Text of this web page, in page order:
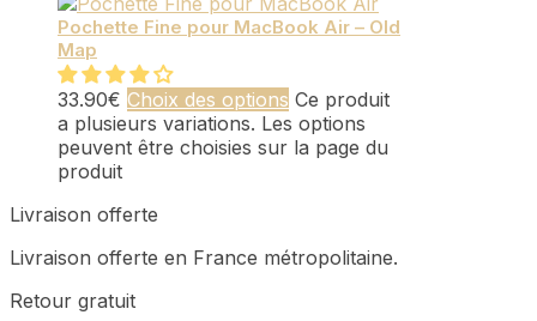
Pochette Fine pour MacBook Air – Old
Map
33.90€ Choix des options Ce produit
a plusieurs variations. Les options
peuvent être choisies sur la page du
produit
Livraison offerte
Livraison offerte en France métropolitaine.
Retour gratuit